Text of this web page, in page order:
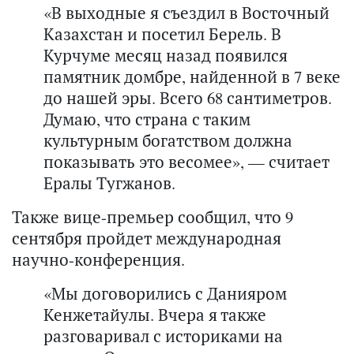
«В выходные я съездил в Восточный
Казахстан и посетил Берель. В
Курчуме месяц назад появился
памятник домбре, найденной в 7 веке
до нашей эры. Всего 68 сантиметров.
Думаю, что страна с таким
культурным богатством должна
показывать это весомее», — считает
Ералы Тугжанов.
Также вице-премьер сообщил, что 9
сентября пройдет международная
научно-конференция.
«Мы договорились с Данияром
Кенжетайулы. Вчера я также
разговаривал с историками на